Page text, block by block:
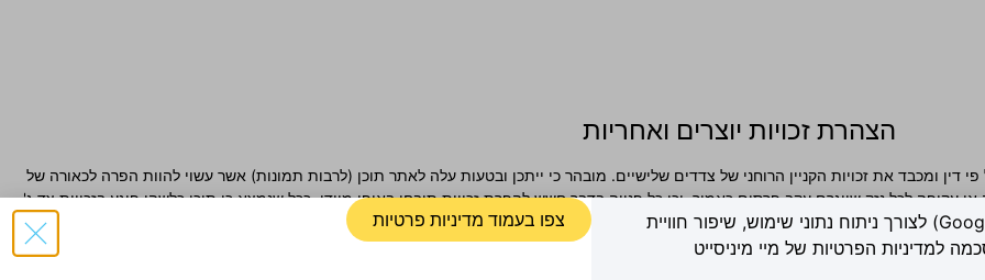
הצהרת זכויות יוצרים ואחריות
ומכבד את זכויות הקניין הרוחני של צדדים שלישיים. מובהר כי ייתכן ובטעות עלה לאתר תוכן (לרבות תמונות) אשר עשוי להוות הפרה לכאורה של
עקיפה לכל נזק שייגרם עקב פרסום כאמור, וכי כל פנייה בדבר חשש להפרת זכויות תיבחן באופן מיידי. ככל שנמצא כי תוכן כלשהו פוגע בזכויות צד ג',
התייחסות אחרת לפי העניין, וזאת מבלי שהדבר יהווה הודאה כלשהי באחריות מצד מפעילי האתר.
מדיניות פרטיות »
אתר זה עושה שימוש בקובצי Cookies ובפיקסלים (Google, Meta) לצורך ניתוח נתוני שימוש, שיפור חוויית
למדיניות הפרטיות של מיי מיניסייט
צפו בעמוד מדיניות פרטיות